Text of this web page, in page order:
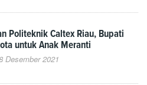
Politeknik Caltex Riau, Bupati
untuk Anak Meranti
Desember 2021